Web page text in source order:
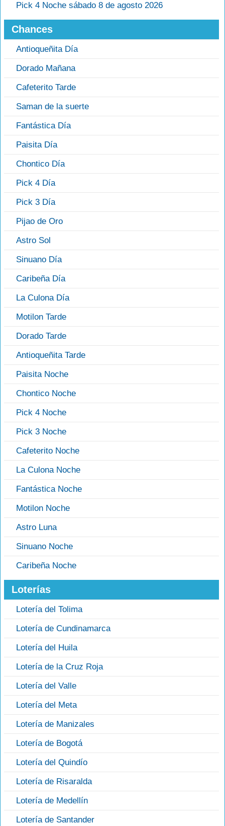
Pick 4 Noche sábado 8 de agosto 2026
Chances
Antioqueñita Día
Dorado Mañana
Cafeterito Tarde
Saman de la suerte
Fantástica Día
Paisita Día
Chontico Día
Pick 4 Día
Pick 3 Día
Pijao de Oro
Astro Sol
Sinuano Día
Caribeña Día
La Culona Día
Motilon Tarde
Dorado Tarde
Antioqueñita Tarde
Paisita Noche
Chontico Noche
Pick 4 Noche
Pick 3 Noche
Cafeterito Noche
La Culona Noche
Fantástica Noche
Motilon Noche
Astro Luna
Sinuano Noche
Caribeña Noche
Loterías
Lotería del Tolima
Lotería de Cundinamarca
Lotería del Huila
Lotería de la Cruz Roja
Lotería del Valle
Lotería del Meta
Lotería de Manizales
Lotería de Bogotá
Lotería del Quindío
Lotería de Risaralda
Lotería de Medellín
Lotería de Santander